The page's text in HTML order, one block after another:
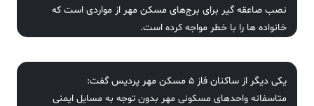
نصب صاعقه گیر برای برج‌های مسکن مهر از مواردی است که
خانواده ها را با خطر مواجه کرده است.
یکی دیگر از ساکنان فاز 5 مسکن مهر پردیس گفت:
متاسفانه واحدهای مسکونی مهر بدون توجه به مسایل ایمنی